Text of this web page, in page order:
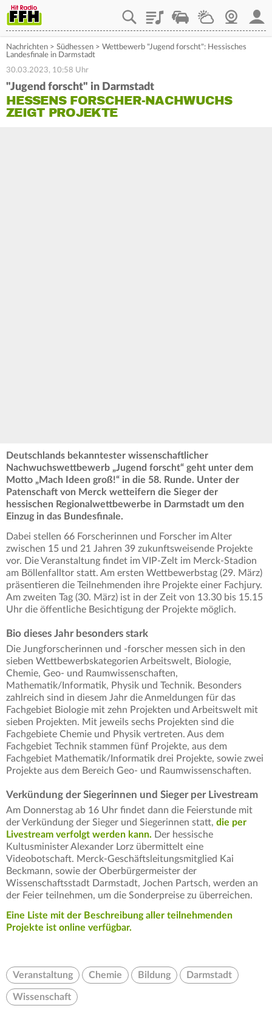
PlaylistStaupilotWetterWebcam
Nachrichten > Südhessen > Wettbewerb "Jugend forscht": Hessisches
Landesfinale in Darmstadt
30.03.2023, 10:58 Uhr
"Jugend forscht" in Darmstadt
HESSENS FORSCHER-NACHWUCHS
ZEIGT PROJEKTE
Deutschlands bekanntester wissenschaftlicher
Nachwuchswettbewerb „Jugend forscht“ geht unter dem
Motto „Mach Ideen groß!“ in die 58. Runde. Unter der
Patenschaft von Merck wetteifern die Sieger der
hessischen Regionalwettbewerbe in Darmstadt um den
Einzug in das Bundesfinale.
Dabei stellen 66 Forscherinnen und Forscher im Alter
zwischen 15 und 21 Jahren 39 zukunftsweisende Projekte
vor. Die Veranstaltung findet im VIP-Zelt im Merck-Stadion
am Böllenfalltor statt. Am ersten Wettbewerbstag (29. März)
präsentieren die Teilnehmenden ihre Projekte einer Fachjury.
Am zweiten Tag (30. März) ist in der Zeit von 13.30 bis 15.15
Uhr die öffentliche Besichtigung der Projekte möglich.
Bio dieses Jahr besonders stark
Die Jungforscherinnen und -forscher messen sich in den
sieben Wettbewerbskategorien Arbeitswelt, Biologie,
Chemie, Geo- und Raumwissenschaften,
Mathematik/Informatik, Physik und Technik. Besonders
zahlreich sind in diesem Jahr die Anmeldungen für das
Fachgebiet Biologie mit zehn Projekten und Arbeitswelt mit
sieben Projekten. Mit jeweils sechs Projekten sind die
Fachgebiete Chemie und Physik vertreten. Aus dem
Fachgebiet Technik stammen fünf Projekte, aus dem
Fachgebiet Mathematik/Informatik drei Projekte, sowie zwei
Projekte aus dem Bereich Geo- und Raumwissenschaften.
Verkündung der Siegerinnen und Sieger per Livestream
Am Donnerstag ab 16 Uhr findet dann die Feierstunde mit
der Verkündung der Sieger und Siegerinnen statt, die per
Livestream verfolgt werden kann. Der hessische
Kultusminister Alexander Lorz übermittelt eine
Videobotschaft. Merck-Geschäftsleitungsmitglied Kai
Beckmann, sowie der Oberbürgermeister der
Wissenschaftsstadt Darmstadt, Jochen Partsch, werden an
der Feier teilnehmen, um die Sonderpreise zu überreichen.
Eine Liste mit der Beschreibung aller teilnehmenden
Projekte ist online verfügbar.
Veranstaltung Chemie Bildung Darmstadt
Wissenschaft